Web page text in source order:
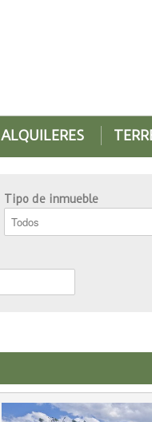
ALQUILERES
Tipo de inmueble